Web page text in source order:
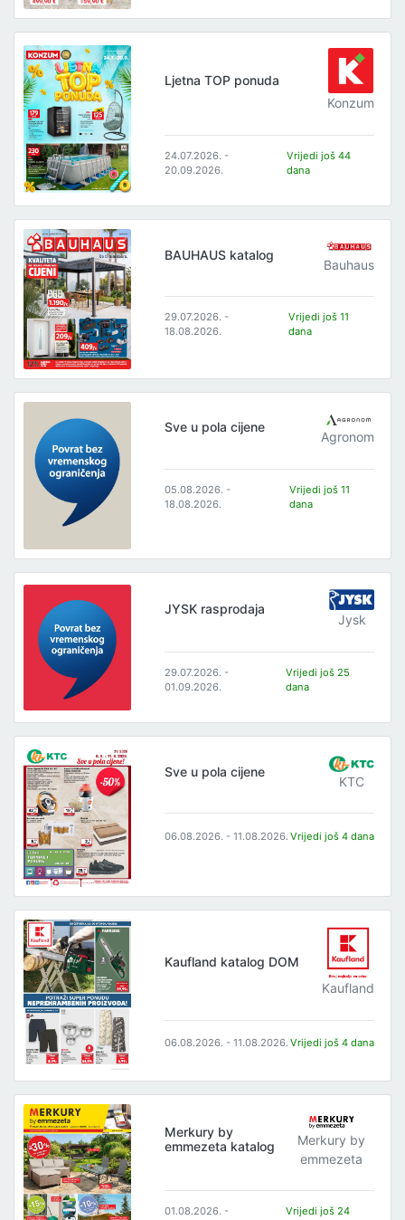
Ljetna TOP ponuda
Konzum
24.07.2026. -
20.09.2026.
Vrijedi još 44
dana
BAUHAUS katalog
Bauhaus
29.07.2026. -
18.08.2026.
Vrijedi još 11
dana
Sve u pola cijene
Agronom
05.08.2026. -
18.08.2026.
Vrijedi još 11
dana
JYSK rasprodaja
Jysk
29.07.2026. -
01.09.2026.
Vrijedi još 25
dana
Sve u pola cijene
KTC
06.08.2026. - 11.08.2026. Vrijedi još 4 dana
Kaufland katalog DOM
Kaufland
06.08.2026. - 11.08.2026. Vrijedi još 4 dana
Merkury by
emmezeta katalog
Merkury by
emmezeta
01.08.2026. -
Vrijedi još 24